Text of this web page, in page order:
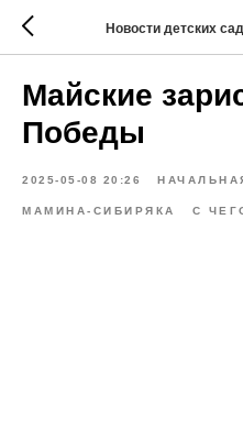
Новости детских
Майские
Победы
2025-05-08 20:26
МАМИНА-СИБИРЯКА С